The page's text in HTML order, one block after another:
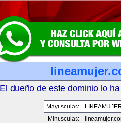
El dueño de este dominio lo
Mayusculas:
Minusculas: